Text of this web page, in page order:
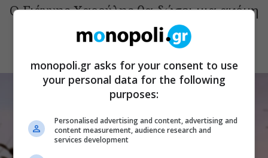
Ο Γιάννης Χαρούλης θα δώσει μια ακόμη
συναυλία στην Αθήνα αυτό τον
Σεπτέμβριο
monopoli.gr asks for your consent to use
your personal data for the following
purposes:
Personalised advertising and content, advertising and
content measurement, audience research and
services development